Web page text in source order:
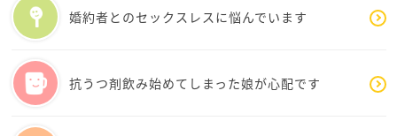
婚約者とのセックスレスに悩んでいます
抗うつ剤飲み始めてしまった娘が心配です